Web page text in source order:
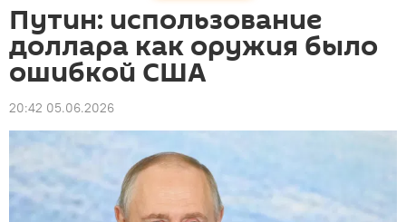
Путин: использование
доллара как оружия было
ошибкой США
20:42 05.06.2026